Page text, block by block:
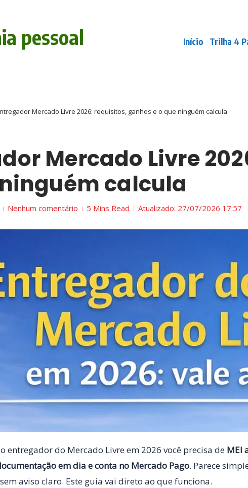
pessoal Início Trilha 4
Mercado Livre 2026: requisitos, ganhos e o que ninguém calcula
Mercado Livre
calcula
Nenhum comentário 5 Mins Read Atualizado: 27/07/2026 17:57
entregador do Mercado Livre em 2026 você precisa de MEI
em dia e conta no Mercado Pago. Parece
aviso claro. Este guia vai direto ao que funciona.